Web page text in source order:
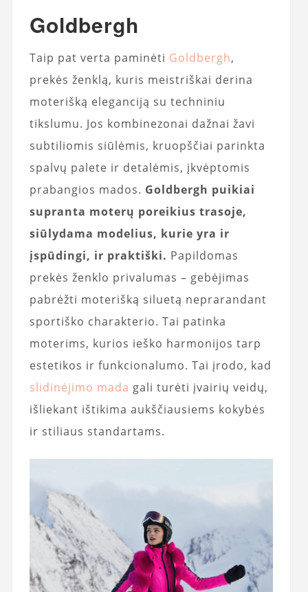
Goldbergh
Taip pat verta paminėti Goldbergh,
prekės ženklą, kuris meistriškai derina
moterišką eleganciją su techniniu
tikslumu. Jos kombinezonai dažnai žavi
subtiliomis siūlėmis, kruopščiai parinkta
spalvų palete ir detalėmis, įkvėptomis
prabangios mados. Goldbergh puikiai
supranta moterų poreikius trasoje,
siūlydama modelius, kurie yra ir
įspūdingi, ir praktiški. Papildomas
prekės ženklo privalumas – gebėjimas
pabrėžti moterišką siluetą neprarandant
sportiško charakterio. Tai patinka
moterims, kurios ieško harmonijos tarp
estetikos ir funkcionalumo. Tai įrodo, kad
slidinėjimo mada gali turėti įvairių veidų,
išliekant ištikima aukščiausiems kokybės
ir stiliaus standartams.